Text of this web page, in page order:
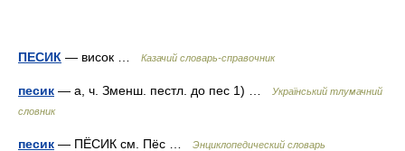
ПЕСИК — висок … Казачий словарь-справочник
песик — а, ч. Зменш. пестл. до пес 1) …
Український тлумачний
словник
песик — ПЁСИК см. Пёс … Энциклопедический словарь